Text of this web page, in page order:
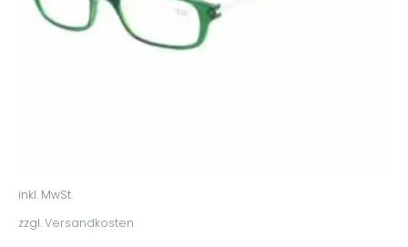
inkl. MwSt.
zzgl.Versandkosten